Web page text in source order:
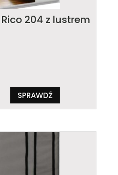
204 z lustrem
SPRAWDŹ